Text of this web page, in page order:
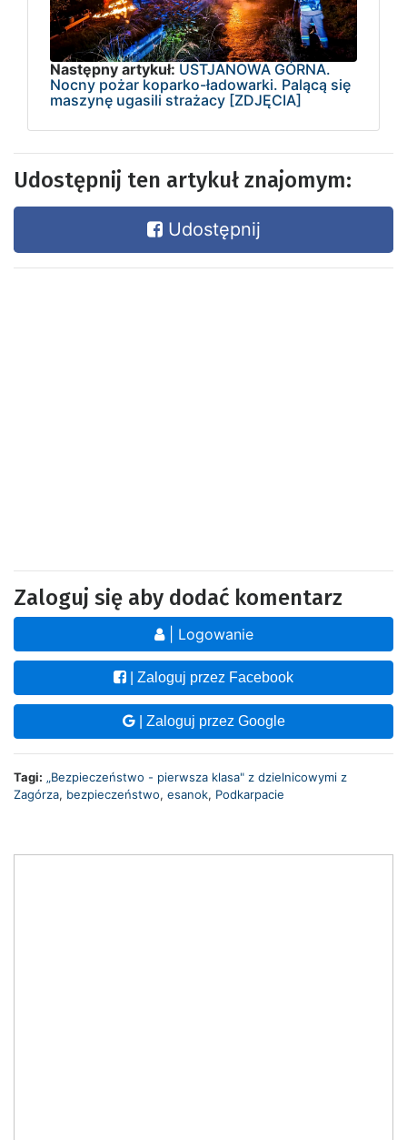
Następny artykuł: USTJANOWA GÓRNA.
Nocny pożar koparko-ładowarki. Palącą się
maszynę ugasili strażacy [ZDJĘCIA]
Udostępnij ten artykuł znajomym:
Udostępnij
Zaloguj się aby dodać komentarz
| Logowanie
| Zaloguj przez Facebook
| Zaloguj przez Google
Tagi: „Bezpieczeństwo - pierwsza klasa" z dzielnicowymi z
Zagórza, bezpieczeństwo, esanok, Podkarpacie